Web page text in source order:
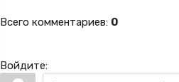
Всего комментариев: 0
Войдите: